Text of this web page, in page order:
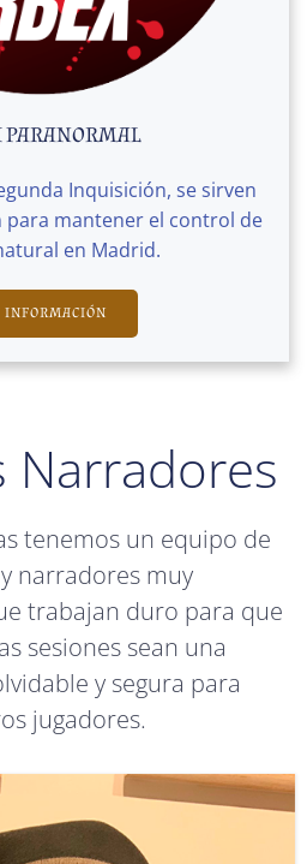
PARANORMAL
Inquisición, se sirven
para mantener el control de
en Madrid.
INFORMACIÓN
Narradores
tenemos un equipo de
narradores muy
trabajan duro para que
sesiones sean una
y segura para
jugadores.